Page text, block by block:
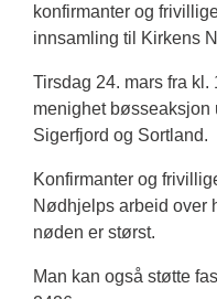
konfirmanter og
innsamling til Kirkens
Tirsdag 24. mars fra
menighet bøsseaksjon
Sigerfjord og Sortland.
Konfirmanter og
Nødhjelps arbeid over
nøden er størst.
Man kan også støtte